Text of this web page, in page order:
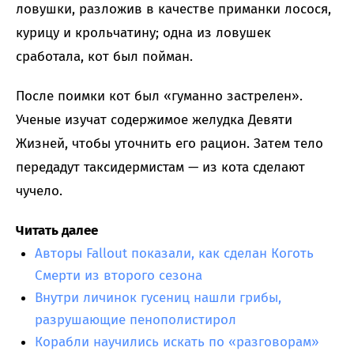
ловушки, разложив в качестве приманки лосося,
курицу и крольчатину; одна из ловушек
сработала, кот был пойман.
После поимки кот был «гуманно застрелен».
Ученые изучат содержимое желудка Девяти
Жизней, чтобы уточнить его рацион. Затем тело
передадут таксидермистам — из кота сделают
чучело.
Читать далее
Авторы Fallout показали, как сделан Коготь
Смерти из второго сезона
Внутри личинок гусениц нашли грибы,
разрушающие пенополистирол
Корабли научились искать по «разговорам»